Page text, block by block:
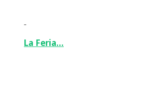
-
La Feria…